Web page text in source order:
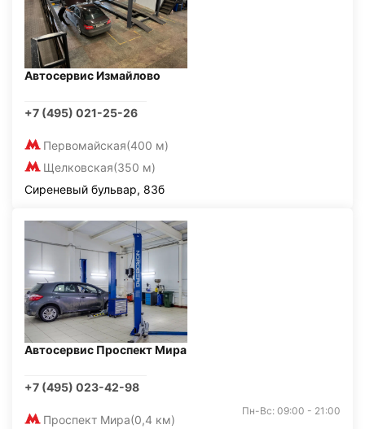
Автосервис Измайлово
+7 (495) 021-25-26
Первомайская(400 м)
Щелковская(350 м)
Сиреневый бульвар, 83б
Автосервис Проспект Мира
+7 (495) 023-42-98
Проспект Мира(0,4 км)
Пн-Вс: 09:00 - 21:00